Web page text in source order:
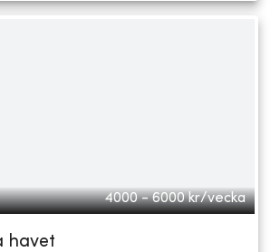
4000 - 6000 kr/vecka
havet